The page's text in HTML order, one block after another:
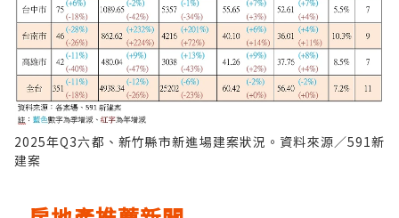
2025年Q3六都、新竹縣市新進場建案狀況。資料來源／591新
建案